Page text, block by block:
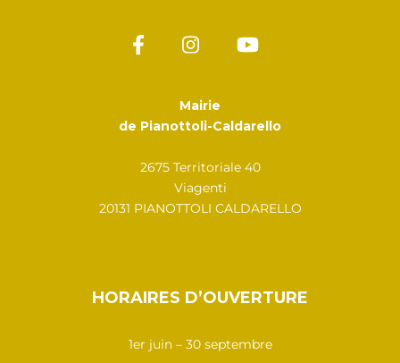
Mairie
de Pianottoli-Caldarello
2675 Territoriale 40
Viagenti
20131 PIANOTTOLI CALDARELLO
HORAIRES D’OUVERTURE
1er juin – 30 septembre